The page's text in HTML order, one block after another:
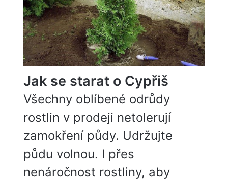
Jak se starat o Cypřiš
Všechny oblíbené odrůdy
rostlin v prodeji netolerují
zamokření půdy. Udržujte
půdu volnou. I přes
nenáročnost rostliny, aby